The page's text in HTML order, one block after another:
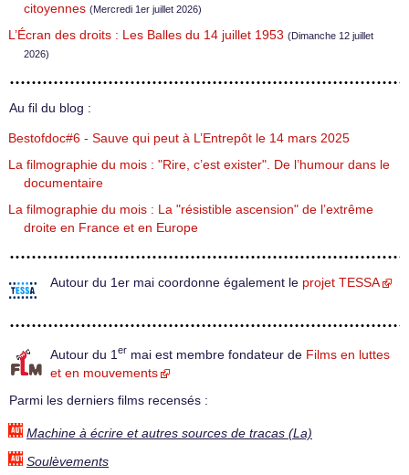
citoyennes (Mercredi 1er juillet 2026)
L’Écran des droits : Les Balles du 14 juillet 1953 (Dimanche 12 juillet
2026)
Au fil du blog :
Bestofdoc#6 - Sauve qui peut à L’Entrepôt le 14 mars 2025
La filmographie du mois : "Rire, c’est exister". De l’humour dans le
documentaire
La filmographie du mois : La "résistible ascension" de l’extrême
droite en France et en Europe
Autour du 1er mai coordonne également le projet TESSA
Autour du 1 er mai est membre fondateur de Films en luttes
et en mouvements
Parmi les derniers films recensés :
Machine à écrire et autres sources de tracas (La)
Soulèvements